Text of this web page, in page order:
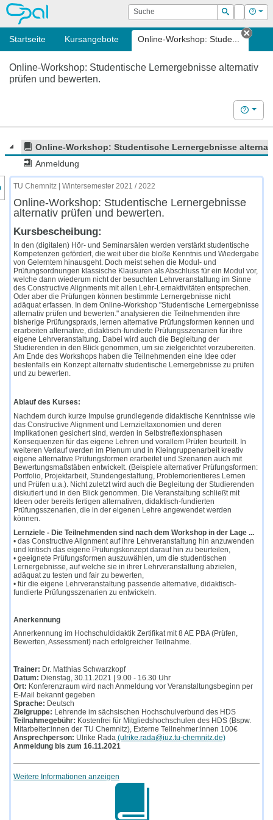
OPAL Suche
Suchen
Login Hilfe
Startseite Kursangebote Online-Workshop: Stude...
Tab
Online-Workshop: Studentische Lernergebnisse alternativ
prüfen und bewerten.
Hilfe
Online-Workshop: Studentische Lernergebnisse
Anmeldung
des Kursmenüs
TU Chemnitz | Wintersemester 2021 / 2022
Online-Workshop: Studentische Lernergebnisse
alternativ prüfen und bewerten.
Kursbescheibung:
In den (digitalen) Hör- und Seminarsälen werden verstärkt studentische
Kompetenzen gefördert, die weit über die bloße Kenntnis und Wiedergabe
von Gelerntem hinausgeht. Doch meist sehen die Modul- und
Prüfungsordnungen klassische Klausuren als Abschluss für ein Modul vor,
welche dann wiederum nicht der besuchten Lehrveranstaltung im Sinne
des Constructive Alignments mit allen Lehr-Lernaktivitäten entsprechen.
Oder aber die Prüfungen können bestimmte Lernergebnisse nicht
adäquat erfassen. In dem Online-Workshop "Studentische Lernergebnisse
alternativ prüfen und bewerten." analysieren die Teilnehmenden ihre
bisherige Prüfungspraxis, lernen alternative Prüfungsformen kennen und
erarbeiten alternative, didaktisch-fundierte Prüfungsszenarien für ihre
eigene Lehrveranstaltung. Dabei wird auch die Begleitung der
Studierenden in den Blick genommen, um sie zielgerichtet vorzubereiten.
Am Ende des Workshops haben die Teilnehmenden eine Idee oder
bestenfalls ein Konzept alternativ studentische Lernergebnisse zu prüfen
und zu bewerten.
Ablauf des Kurses:
Nachdem durch kurze Impulse grundlegende didaktische Kenntnisse wie
das Constructive Alignment und Lernzieltaxonomien und deren
Implikationen gesichert sind, werden in Selbstreflexionsphasen
Konsequenzen für das eigene Lehren und vorallem Prüfen beurteilt. In
weiteren Verlauf werden im Plenum und in Kleingruppenarbeit kreativ
eigene alternative Prüfungsformen erarbeitet und Szenarien auch mit
Bewertungsmaßstäben entwickelt. (Beispiele alternativer Prüfungsformen:
Portfolio, Projektarbeit, Stundengestaltung, Problemorientieres Lernen
und Prüfen u.a.). Nicht zuletzt wird auch die Begleitung der Studierenden
diskutiert und in den Blick genommen. Die Veranstaltung schließt mit
Ideen oder bereits fertigen alternativen, didaktisch-fundierten
Prüfungsszenarien, die in der eigenen Lehre angewendet werden
können.
Lernziele - Die Teilnehmenden sind nach dem Workshop in der Lage ...
• das Constructive Alignment auf ihre Lehrveranstaltung hin anzuwenden
und kritisch das eigene Prüfungskonzept darauf hin zu beurteilen,
• geeignete Prüfungsformen auszuwählen, um die studentischen
Lernergebnisse, auf welche sie in ihrer Lehrveranstaltung abzielen,
adäquat zu testen und fair zu bewerten,
• für die eigene Lehrveranstaltung passende alternative, didaktisch-
fundierte Prüfungsszenarien zu entwickeln.
Anerkennung
Annerkennung im Hochschuldidaktik Zertifikat mit 8 AE PBA (Prüfen,
Bewerten, Assessment) nach erfolgreicher Teilnahme.
Trainer: Dr. Matthias Schwarzkopf
Datum: Dienstag, 30.11.2021 | 9.00 - 16.30 Uhr
Ort: Konferenzraum wird nach Anmeldung vor Veranstaltungsbeginn per
E-Mail bekannt gegeben
Sprache: Deutsch
Zielgruppe: Lehrende im sächsischen Hochschulverbund des HDS
Teilnahmegebühr: Kostenfrei für Mitgliedshochschulen des HDS (Bspw.
Mitarbeiter:innen der TU Chemnitz), Externe Teilnehmer:innen 100€
Ansprechperson: Ulrike Rada (ulrike.rada@iuz.tu-chemnitz.de)
Anmeldung bis zum 16.11.2021
Weitere Informationen anzeigen